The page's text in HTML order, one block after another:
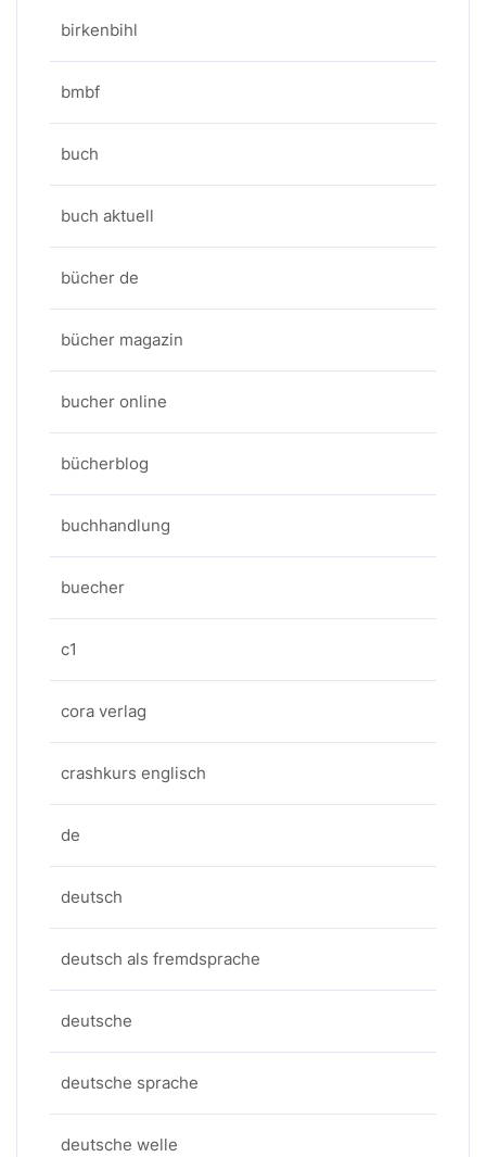
birkenbihl
bmbf
buch
buch aktuell
bücher de
bücher magazin
bucher online
bücherblog
buchhandlung
buecher
c1
cora verlag
crashkurs englisch
de
deutsch
deutsch als fremdsprache
deutsche
deutsche sprache
deutsche welle